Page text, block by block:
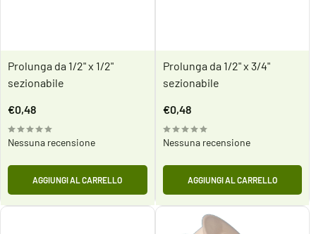
Prolunga da 1/2" x 1/2"
sezionabile
Prezzo
€0,48
Nessuna recensione
AGGIUNGI AL CARRELLO
Prolunga da 1/2" x 3/4"
sezionabile
Prezzo
€0,48
Nessuna recensione
AGGIUNGI AL CARRELLO